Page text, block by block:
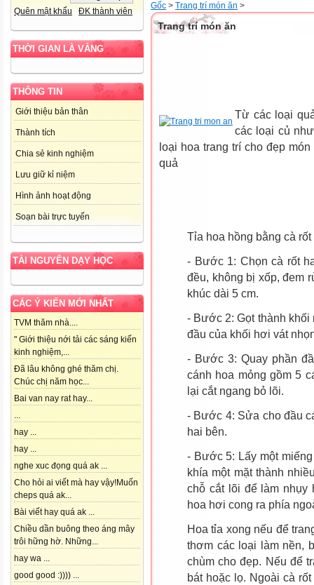
Quên mật khẩu ĐK thành viên
THỜI GIAN LÀ VÀNG
THÔNG TIN
Giới thiệu bản thân
Thành tích
Chia sẻ kinh nghiệm
Lưu giữ kỉ niệm
Hình ảnh hoạt động
Soạn bài trực tuyến
TÀI NGUYÊN DẠY HỌC
CÁC Ý KIẾN MỚI NHẤT
TVM thăm nhà....
" Giới thiệu nới tải các sáng kiến
kinh nghiệm,...
Đã lâu không ghé thăm chị.
Chúc chị năm học...
Bai van nay rat hay...
...
hay ...
hay ...
nghe xuc đọng quá ak ...
Cho hỏi ai viết mà hay vậy!Muốn
cheps quá ak...
Bài viết hay quá ak ...
Chiều dần buông theo áng mây
trôi hững hờ. Những...
hay wa ...
good good :)))) ...
Gốc > Trang trí món ăn >
Trang trí món ăn
Từ các loại
các loại củ
loại hoa trang trí cho đẹp
quả
Tỉa hoa hồng bằng cà
- Bước 1: Chọn cà rốt
đều, không bị xốp, đem
khúc dài 5 cm.
- Bước 2: Gọt thành khối
đầu của khối hơi vát
- Bước 3: Quay phần
cánh hoa mỏng gồm 5
lại cắt ngang bỏ lõi.
- Bước 4: Sửa cho đầu
hai bên.
- Bước 5: Lấy một
khía một mặt thành
chỗ cắt lõi để làm nhụy
hoa hơi cong ra phía
Hoa tỉa xong nếu để
thơm các loại làm nền,
chùm cho đẹp. Nếu để
bát hoặc lọ. Ngoài cà